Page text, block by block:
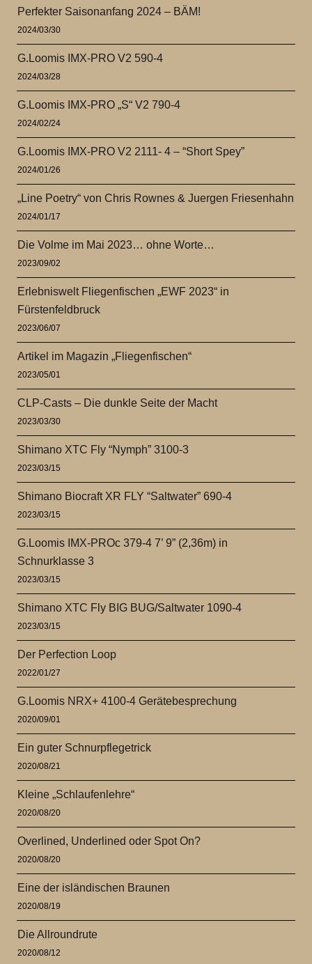
Perfekter Saisonanfang 2024 – BÄM!
2024/03/30
G.Loomis IMX-PRO V2 590-4
2024/03/28
G.Loomis IMX-PRO „S“ V2 790-4
2024/02/24
G.Loomis IMX-PRO V2 2111- 4 – “Short Spey”
2024/01/26
„Line Poetry“ von Chris Rownes & Juergen Friesenhahn
2024/01/17
Die Volme im Mai 2023… ohne Worte…
2023/09/02
Erlebniswelt Fliegenfischen „EWF 2023“ in
Fürstenfeldbruck
2023/06/07
Artikel im Magazin „Fliegenfischen“
2023/05/01
CLP-Casts – Die dunkle Seite der Macht
2023/03/30
Shimano XTC Fly “Nymph” 3100-3
2023/03/15
Shimano Biocraft XR FLY “Saltwater” 690-4
2023/03/15
G.Loomis IMX-PROc 379-4 7’ 9” (2,36m) in
Schnurklasse 3
2023/03/15
Shimano XTC Fly BIG BUG/Saltwater 1090-4
2023/03/15
Der Perfection Loop
2022/01/27
G.Loomis NRX+ 4100-4 Gerätebesprechung
2020/09/01
Ein guter Schnurpflegetrick
2020/08/21
Kleine „Schlaufenlehre“
2020/08/20
Overlined, Underlined oder Spot On?
2020/08/20
Eine der isländischen Braunen
2020/08/19
Die Allroundrute
2020/08/12